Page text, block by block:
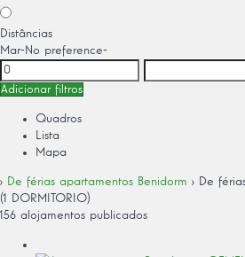
Distâncias
Mar-No preference-
Adicionar filtros
Quadros
Lista
Mapa
› De férias apartamentos Benidorm › De
(1 DORMITORIO)
156 alojamentos publicados